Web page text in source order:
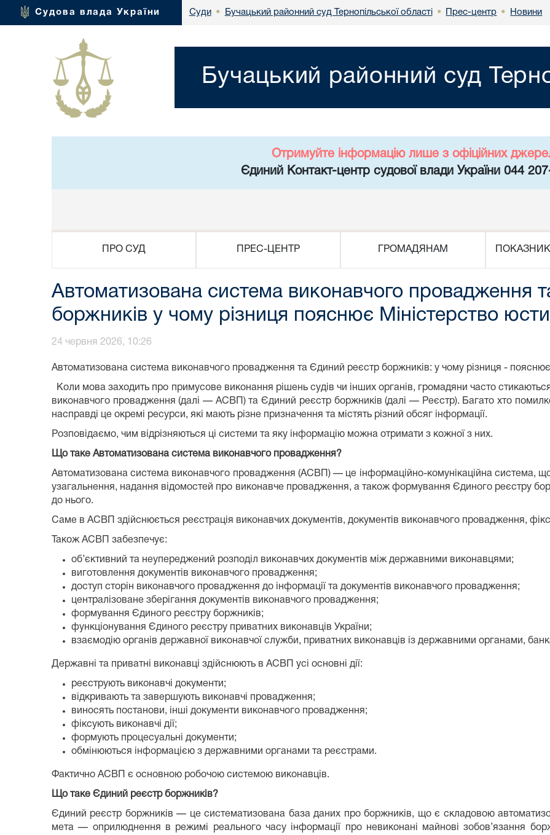
Судова влада України Суди • Бучацький районний суд Тернопільської області • Прес-центр • Новини
Бучацький районний суд
Отримуйте інформацію лише з офіційних
Єдиний Контакт-центр судової влади України 044
ПРО СУД ПРЕС-ЦЕНТР ГРОМАДЯНАМ
Автоматизована система виконавчого провадження
боржників у чому різниця пояснює Міністерство
24 червня 2026, 10:26
Автоматизована система виконавчого провадження та Єдиний реєстр боржників: у чому різниця - пояснює
Коли мова заходить про примусове виконання рішень судів чи інших органів, громадяни часто
виконавчого провадження (далі — АСВП) та Єдиний реєстр боржників (далі — Реєстр). Багато хто
насправді це окремі ресурси, які мають різне призначення та містять різний обсяг інформації.
Розповідаємо, чим відрізняються ці системи та яку інформацію можна отримати з кожної з них.
Що таке Автоматизована система виконавчого провадження?
Автоматизована система виконавчого провадження (АСВП) — це інформаційно-комунікаційна система,
узагальнення, надання відомостей про виконавче провадження, а також формування Єдиного реєстру
до нього.
Саме в АСВП здійснюється реєстрація виконавчих документів, документів виконавчого провадження,
Також АСВП забезпечує:
об’єктивний та неупереджений розподіл виконавчих документів між державними виконавцями;
виготовлення документів виконавчого провадження;
доступ сторін виконавчого провадження до інформації та документів виконавчого провадження;
централізоване зберігання документів виконавчого провадження;
формування Єдиного реєстру боржників;
функціонування Єдиного реєстру приватних виконавців України;
взаємодію органів державної виконавчої служби, приватних виконавців із державними органами,
Державні та приватні виконавці здійснюють в АСВП усі основні дії:
реєструють виконавчі документи;
відкривають та завершують виконавчі провадження;
виносять постанови, інші документи виконавчого провадження;
фіксують виконавчі дії;
формують процесуальні документи;
обмінюються інформацією з державними органами та реєстрами.
Фактично АСВП є основною робочою системою виконавців.
Що таке Єдиний реєстр боржників?
Єдиний реєстр боржників — це систематизована база даних про боржників, що є складовою
мета — оприлюднення в режимі реального часу інформації про невиконані майнові зобов’язання